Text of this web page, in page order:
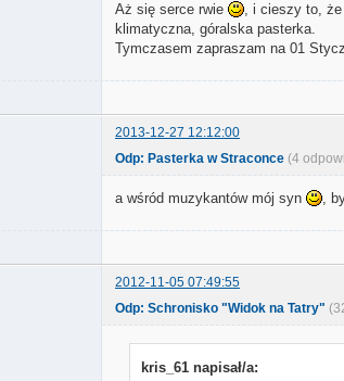
Aż się serce rwie
, i cieszy to, że
klimatyczna, góralska pasterka.
Tymczasem zapraszam na 01
2013-12-27 12:12:00
Odp: Pasterka w Straconce (4
a wśród muzykantów mój syn ,
2012-11-05 07:49:55
Odp: Schronisko "Widok na Tatry"
kris_61 napisał/a: